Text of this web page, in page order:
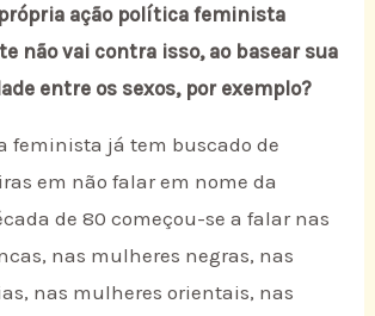
ação política feminista
não vai contra isso, ao basear sua
entre os sexos, por exemplo?
feminista já tem buscado de
em não falar em nome da
de 80 começou-se a falar nas
nas mulheres negras, nas
nas mulheres orientais, nas